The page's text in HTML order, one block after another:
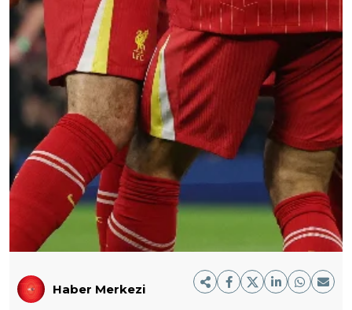
Haber Merkezi